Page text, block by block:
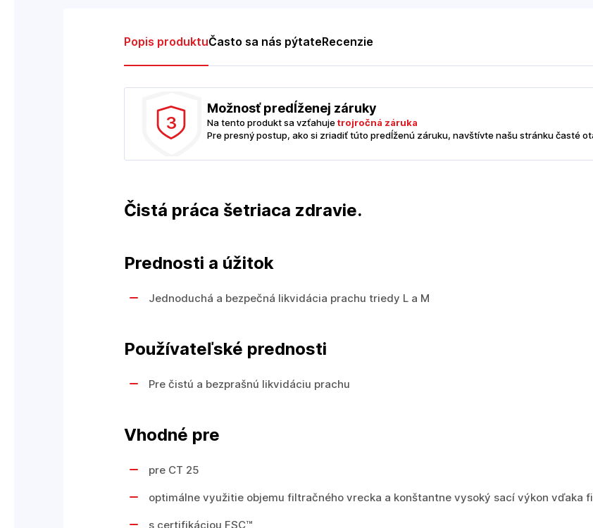
Popis produktuČasto sa nás pýtateRecenzie
3
Možnosť predĺženej záruky
Na tento produkt sa vzťahujetrojročná záruka
Pre presný postup, ako si zriadiť túto predĺženú záruku, navštívte našu stránku časté
Čistá práca šetriaca zdravie.
Prednosti a úžitok
Jednoduchá a bezpečná likvidácia prachu triedy L a M
Používateľské prednosti
Pre čistú a bezprašnú likvidáciu prachu
Vhodné pre
pre CT 25
optimálne využitie objemu filtračného vrecka a konštantne vysoký sací výkon vďaka
s certifikáciou FSC™